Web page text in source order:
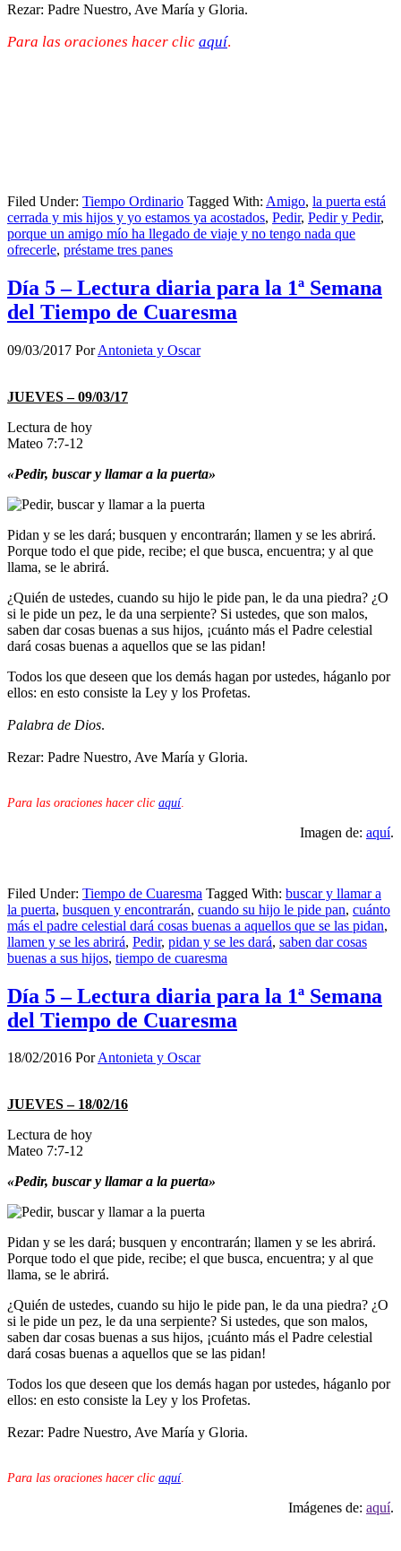
Rezar: Padre Nuestro, Ave María y Gloria.
Para las oraciones hacer clic aquí.
Filed Under: Tiempo Ordinario Tagged With: Amigo, la puerta está
cerrada y mis hijos y yo estamos ya acostados, Pedir, Pedir y Pedir,
porque un amigo mío ha llegado de viaje y no tengo nada que
ofrecerle, préstame tres panes
Día 5 – Lectura diaria para la 1ª Semana
del Tiempo de Cuaresma
09/03/2017 PorAntonieta y Oscar
JUEVES – 09/03/17
Lectura de hoy
Mateo 7:7-12
«Pedir, buscar y llamar a la puerta»
Pidan y se les dará; busquen y encontrarán; llamen y se les abrirá.
Porque todo el que pide, recibe; el que busca, encuentra; y al que
llama, se le abrirá.
¿Quién de ustedes, cuando su hijo le pide pan, le da una piedra? ¿O
si le pide un pez, le da una serpiente? Si ustedes, que son malos,
saben dar cosas buenas a sus hijos, ¡cuánto más el Padre celestial
dará cosas buenas a aquellos que se las pidan!
Todos los que deseen que los demás hagan por ustedes, háganlo por
ellos: en esto consiste la Ley y los Profetas.
Palabra de Dios.
Rezar: Padre Nuestro, Ave María y Gloria.
Para las oraciones hacer clic aquí.
Imagen de: aquí.
Filed Under: Tiempo de Cuaresma Tagged With: buscar y llamar a
la puerta, busquen y encontrarán, cuando su hijo le pide pan, cuánto
más el padre celestial dará cosas buenas a aquellos que se las pidan,
llamen y se les abrirá, Pedir, pidan y se les dará, saben dar cosas
buenas a sus hijos, tiempo de cuaresma
Día 5 – Lectura diaria para la 1ª Semana
del Tiempo de Cuaresma
18/02/2016 PorAntonieta y Oscar
JUEVES – 18/02/16
Lectura de hoy
Mateo 7:7-12
«Pedir, buscar y llamar a la puerta»
Pidan y se les dará; busquen y encontrarán; llamen y se les abrirá.
Porque todo el que pide, recibe; el que busca, encuentra; y al que
llama, se le abrirá.
¿Quién de ustedes, cuando su hijo le pide pan, le da una piedra? ¿O
si le pide un pez, le da una serpiente? Si ustedes, que son malos,
saben dar cosas buenas a sus hijos, ¡cuánto más el Padre celestial
dará cosas buenas a aquellos que se las pidan!
Todos los que deseen que los demás hagan por ustedes, háganlo por
ellos: en esto consiste la Ley y los Profetas.
Rezar: Padre Nuestro, Ave María y Gloria.
Para las oraciones hacer clic aquí.
Imágenes de: aquí.